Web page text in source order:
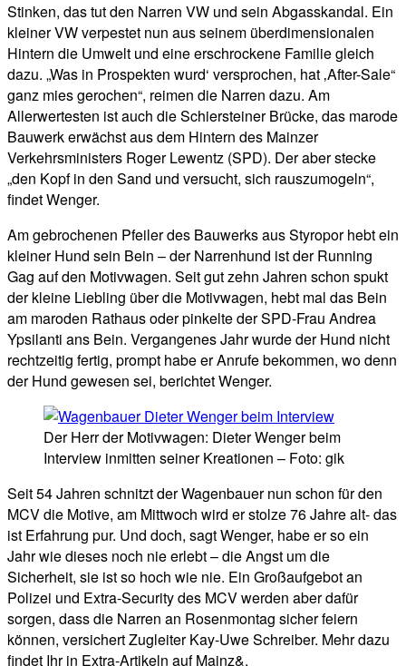
Stinken, das tut den Narren VW und sein Abgasskandal. Ein
kleiner VW verpestet nun aus seinem überdimensionalen
Hintern die Umwelt und eine erschrockene Familie gleich
dazu. „Was in Prospekten wurd‘ versprochen, hat ‚After-Sale“
ganz mies gerochen“, reimen die Narren dazu. Am
Allerwertesten ist auch die Schiersteiner Brücke, das marode
Bauwerk erwächst aus dem Hintern des Mainzer
Verkehrsministers Roger Lewentz (SPD). Der aber stecke
„den Kopf in den Sand und versucht, sich rauszumogeln“,
findet Wenger.
Am gebrochenen Pfeiler des Bauwerks aus Styropor hebt ein
kleiner Hund sein Bein – der Narrenhund ist der Running
Gag auf den Motivwagen. Seit gut zehn Jahren schon spukt
der kleine Liebling über die Motivwagen, hebt mal das Bein
am maroden Rathaus oder pinkelte der SPD-Frau Andrea
Ypsilanti ans Bein. Vergangenes Jahr wurde der Hund nicht
rechtzeitig fertig, prompt habe er Anrufe bekommen, wo denn
der Hund gewesen sei, berichtet Wenger.
Der Herr der Motivwagen: Dieter Wenger beim
Interview inmitten seiner Kreationen – Foto: gik
Seit 54 Jahren schnitzt der Wagenbauer nun schon für den
MCV die Motive, am Mittwoch wird er stolze 76 Jahre alt- das
ist Erfahrung pur. Und doch, sagt Wenger, habe er so ein
Jahr wie dieses noch nie erlebt – die Angst um die
Sicherheit, sie ist so hoch wie nie. Ein Großaufgebot an
Polizei und Extra-Security des MCV werden aber dafür
sorgen, dass die Narren an Rosenmontag sicher feiern
können, versichert Zugleiter Kay-Uwe Schreiber. Mehr dazu
findet Ihr in Extra-Artikeln auf Mainz&.